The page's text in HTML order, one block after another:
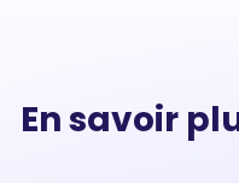
En savoir